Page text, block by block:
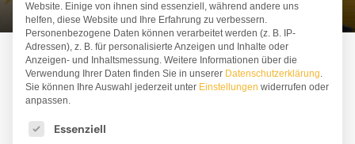
Website. Einige von ihnen sind essenziell, während andere uns
helfen, diese Website und Ihre Erfahrung zu verbessern.
Personenbezogene Daten können verarbeitet werden (z. B. IP-
Adressen), z. B. für personalisierte Anzeigen und Inhalte oder
Anzeigen- und Inhaltsmessung. Weitere Informationen über die
Verwendung Ihrer Daten finden Sie in unserer Datenschutzerklärung.
Sie können Ihre Auswahl jederzeit unter Einstellungen widerrufen oder
anpassen.
Es folgt eine Liste der Service-Gruppen, für die
Essenziell